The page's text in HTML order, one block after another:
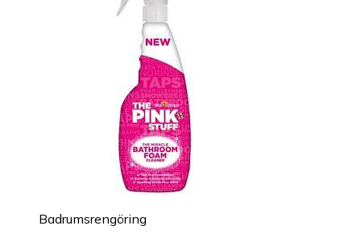
Badrumsrengöring